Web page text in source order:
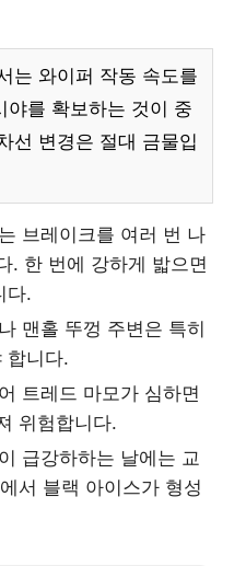
는 와이퍼 작동 속도를
야를 확보하는 것이 중
선 변경은 절대 금물입
브레이크를 여러 번 나
. 한 번에 강하게 밟으면
다.
맨홀 뚜껑 주변은 특히
합니다.
트레드 마모가 심하면
위험합니다.
급강하하는 날에는 교
서 블랙 아이스가 형성